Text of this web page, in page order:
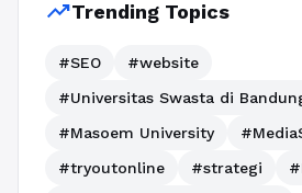
trending_upTrending Topics
#SEO
#website
#Universitas Swasta di
#Masoem University
#tryoutonline
#strategi